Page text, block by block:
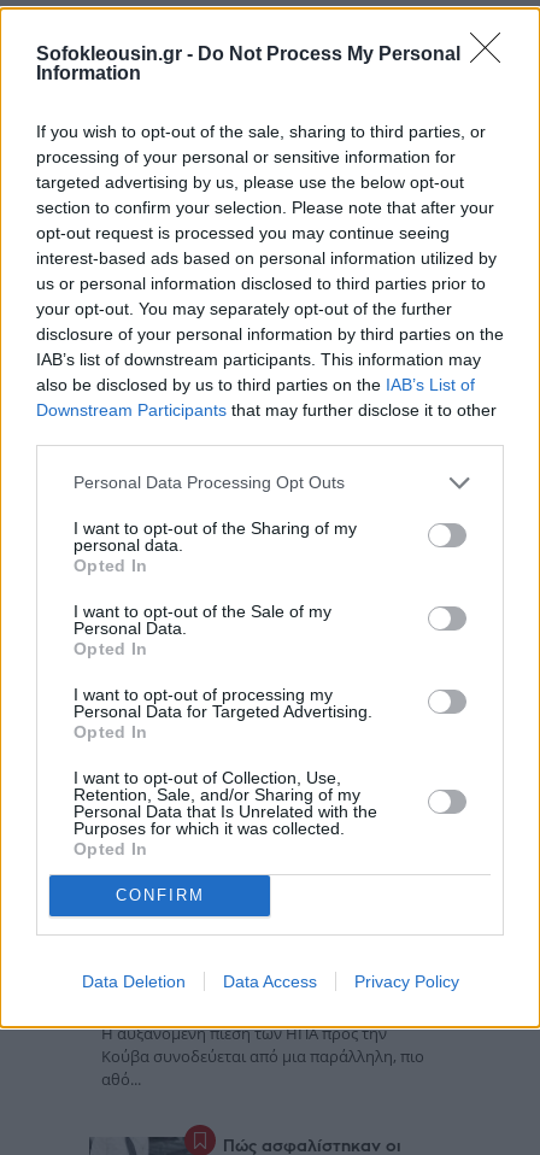
Sofokleousin.gr - Do Not Process My Personal
Information
If you wish to opt-out of the sale, sharing to third parties, or
processing of your personal or sensitive information for
targeted advertising by us, please use the below opt-out
section to confirm your selection. Please note that after your
opt-out request is processed you may continue seeing
interest-based ads based on personal information utilized by
us or personal information disclosed to third parties prior to
your opt-out. You may separately opt-out of the further
disclosure of your personal information by third parties on the
IAB’s list of downstream participants. This information may
also be disclosed by us to third parties on the IAB’s List of
Downstream Participants that may further disclose it to other
Personal Data Processing Opt Outs
I want to opt-out of the Sharing of my
personal data.
Opted In
I want to opt-out of the Sale of my
Personal Data.
Opted In
I want to opt-out of processing my
Personal Data for Targeted Advertising.
Opted In
I want to opt-out of Collection, Use,
Retention, Sale, and/or Sharing of my
Personal Data that Is Unrelated with the
Purposes for which it was collected.
Opted In
CONFIRM
Data Deletion Data Access Privacy Policy
ναυάγιο στη Μάλτα – 17
μετανάστες διασώθηκαν
18:02, 26 Ιανουαρίου 2025
ΤΟΥΡΙΣΜΌΣ
Foods in Malta: 9 delicious
dishes you shouldn’t miss
11:12, 03 Νοεμβρίου 2024
δολοφόνων της
Γκαλιζία
EDITORS' PICKS
ηγεσία για την Κούβα, ενώ
Η αυξανόμενη πίεση των ΗΠΑ προς την
Κούβα συνοδεύεται από μια παράλληλη, πιο
αθό...
Πώς ασφαλίστηκαν οι